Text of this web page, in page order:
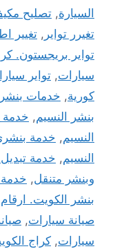
السيارة, تصليح
تغيرر تواير , تغيير
تواير بريجستون.
سيارات, تواير سيارات
كورية, خدمات بنشر
بنشر النسيم, خدمة
النسيم, خدمة
النسيم, خدمة تبديل
وبنشر متنقل, خدمة
بنشر الكويت.
صيانة سيارات,
سيارات, كراج